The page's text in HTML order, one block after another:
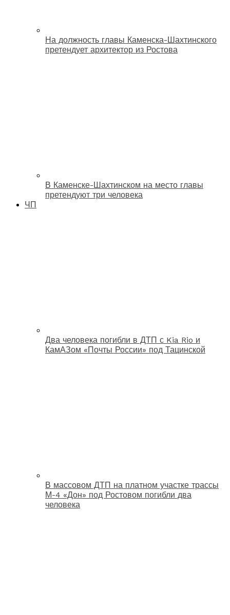
На должность главы Каменска-Шахтинского
претендует архитектор из Ростова
В Каменске-Шахтинском на место главы
претендуют три человека
ЧП
Два человека погибли в ДТП с Kia Rio и
КамАЗом «Почты России» под Тацинской
В массовом ДТП на платном участке трассы
М-4 «Дон» под Ростовом погибли два
человека